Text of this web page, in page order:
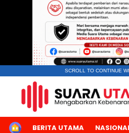
SCROLL TO CONTINUE
HOMEBERITA UTAMA